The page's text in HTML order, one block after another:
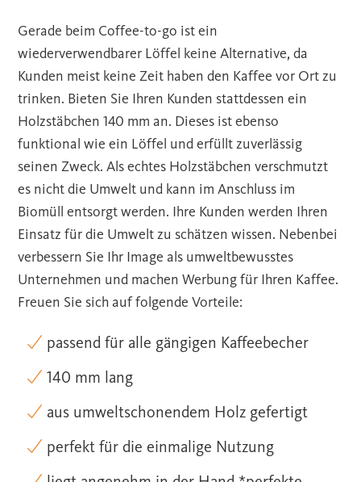
Gerade beim Coffee-to-go ist ein
wiederverwendbarer Löffel keine Alternative, da
Kunden meist keine Zeit haben den Kaffee vor Ort zu
trinken. Bieten Sie Ihren Kunden stattdessen ein
Holzstäbchen 140 mm an. Dieses ist ebenso
funktional wie ein Löffel und erfüllt zuverlässig
seinen Zweck. Als echtes Holzstäbchen verschmutzt
es nicht die Umwelt und kann im Anschluss im
Biomüll entsorgt werden. Ihre Kunden werden Ihren
Einsatz für die Umwelt zu schätzen wissen. Nebenbei
verbessern Sie Ihr Image als umweltbewusstes
Unternehmen und machen Werbung für Ihren Kaffee.
Freuen Sie sich auf folgende Vorteile:
passend für alle gängigen Kaffeebecher
140 mm lang
aus umweltschonendem Holz gefertigt
perfekt für die einmalige Nutzung